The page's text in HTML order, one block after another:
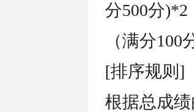
分500分
（满分
[排序规则]
根据总成